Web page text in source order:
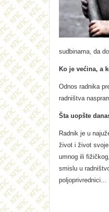
sudbinama, da
Ko je većina, a
Odnos radnika
radništva
Šta uopšte
Radnik je u
život i život svoje
umnog ili
smislu u
poljoprivrednici...